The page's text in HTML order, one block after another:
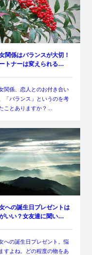
関係はバランスが大切！
トナーは変えられる…
関係、恋人とのお付き合い
「バランス」というのを考
ことありますか？…
への誕生日プレゼントは
いい？女友達に聞い…
への誕生日プレゼント。悩
すよね。どの程度の物をあ